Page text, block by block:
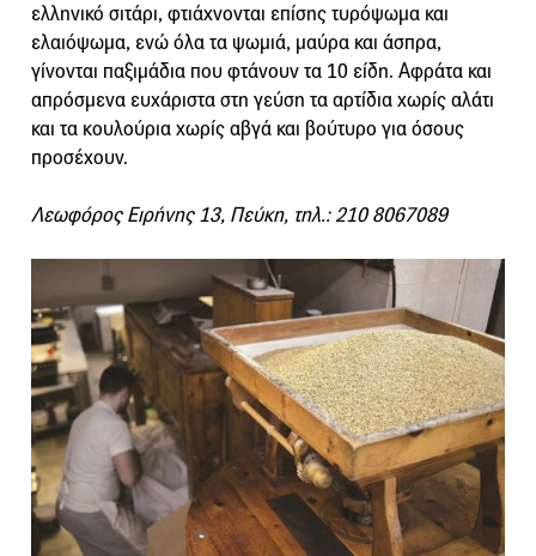
ελληνικό σιτάρι, φτιάχνονται επίσης τυρόψωμα και
ελαιόψωμα, ενώ όλα τα ψωμιά, μαύρα και άσπρα,
γίνονται παξιμάδια που φτάνουν τα 10 είδη. Αφράτα και
απρόσμενα ευχάριστα στη γεύση τα αρτίδια χωρίς αλάτι
και τα κουλούρια χωρίς αβγά και βούτυρο για όσους
προσέχουν.
Λεωφόρος Ειρήνης 13, Πεύκη, τηλ.: 210 8067089